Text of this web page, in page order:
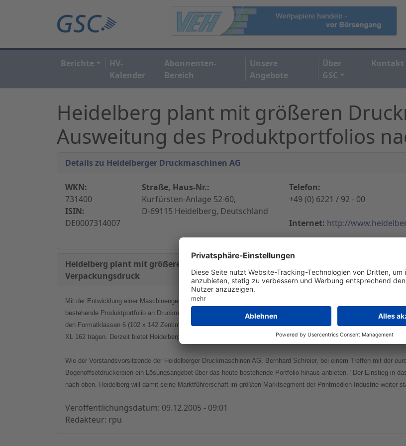
Berichte
HV-
Kalender
Abonnenten-
Bereich
Unsere
Angebote
Über
GSC
Kontakt
Heidelberg plant mit größeren
Ausweitung des Produktportfolios
Details zu Heidelberger Druckmaschinen AG
WKN:
731400
ISIN:
DE0007314007
Straße, Haus-Nr.:
Kurfürsten-Anlage 52-60,
D-69115 Heidelberg, Deutschland
Telefon:
+49 (0) 6221 / 92 - 00
Internet: http://
Heidelberg plant mit größeren Druckmaschinen Ausweitung des Produktportfolios
Verpackungsdruck
Mit der Entwicklung einer Maschinengeneration für eine größere, bislang nicht bediente Formatklasse bis 162
bestehende Produktportfolio an Druckmaschinen nach oben ausweiten und die Marktführerschaft im Bogenoffset
den Formatklassen 6 (102 x 142 Zentimeter) und 7b (120 x 162 Zentimeter) vorgestellt werden. Die beiden
XL 162 tragen. Derzeit bietet Heidelberg Druckmaschinen in den Formaten 30x50 Zentimeter (Kleinformat), 50x70
Wie der Vorstandsvorsitzende der Heidelberger Druckmaschinen AG, Bernhard Schreier, bei einem Treffen mit der
Bogenoffsetdruckereien ein Lösungsangebot über das heute bestehende Portfolio hinaus anbieten. "Der Einstieg in
nach oben. Heidelberg will damit seine Marktführerschaft im größten Marktsegment der Printmedien-Industrie weiter
Veröffentlichungsdatum: 09.12.2005 - 09:01
Redakteur: rpu